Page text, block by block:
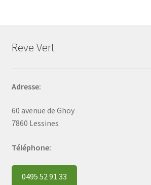
Reve Vert
Adresse:
60 avenue de Ghoy
7860 Lessines
Téléphone:
0495 52 91 33